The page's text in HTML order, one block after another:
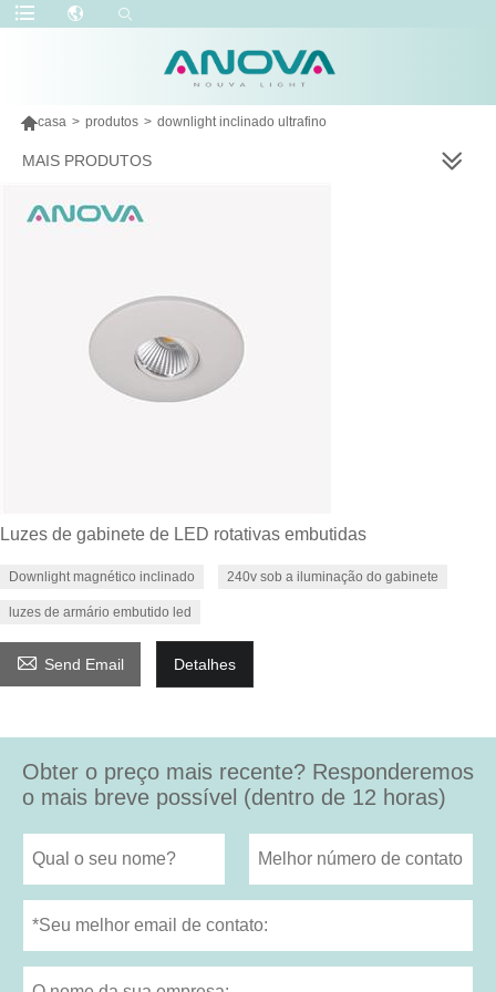
casa > produtos > downlight inclinado ultrafino
MAIS PRODUTOS
Luzes de gabinete de LED rotativas embutidas
Downlight magnético inclinado 240v sob a iluminação do gabinete
luzes de armário embutido led
 Send Email Detalhes
Obter o preço mais recente? Responderemos
o mais breve possível (dentro de 12 horas)